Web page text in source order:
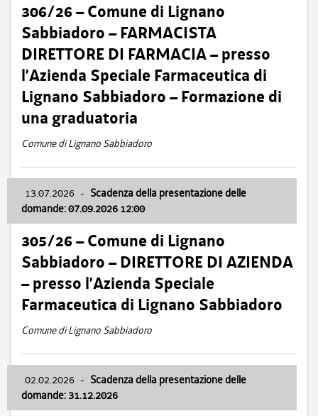
306/26 – Comune di Lignano
Sabbiadoro – FARMACISTA
DIRETTORE DI FARMACIA – presso
l’Azienda Speciale Farmaceutica di
Lignano Sabbiadoro – Formazione di
una graduatoria
Comune di Lignano Sabbiadoro
13.07.2026 - Scadenza della presentazione delle
domande: 07.09.2026 12:00
305/26 – Comune di Lignano
Sabbiadoro – DIRETTORE DI AZIENDA
– presso l’Azienda Speciale
Farmaceutica di Lignano Sabbiadoro
Comune di Lignano Sabbiadoro
02.02.2026 - Scadenza della presentazione delle
domande: 31.12.2026